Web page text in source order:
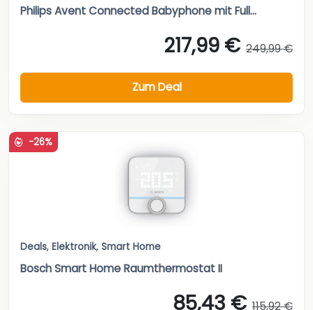
Philips Avent Connected Babyphone mit Full...
217,99 € 249,99 €
Zum Deal
-26%
Deals, Elektronik, Smart Home
Bosch Smart Home Raumthermostat II
85,43 € 115,92 €